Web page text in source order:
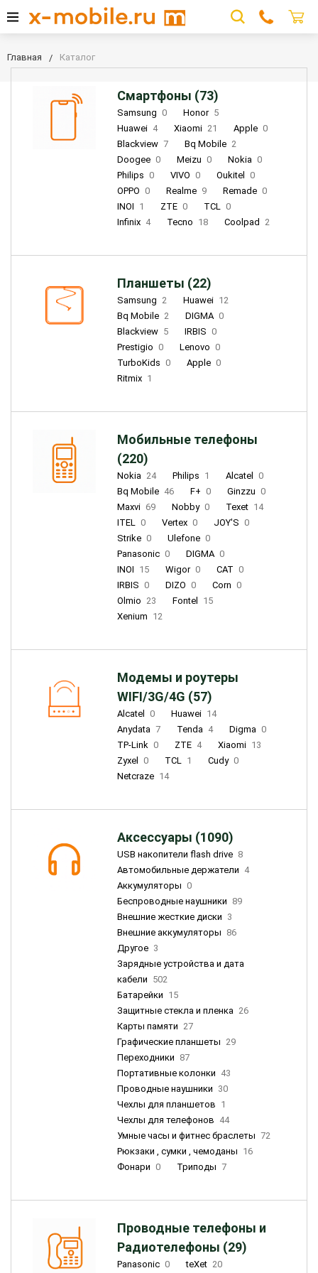
Главная Каталог
Смартфоны (73)
Samsung 0 Honor 5
Huawei 4 Xiaomi 21 Apple 0
Blackview 7 Bq Mobile 2
Doogee 0 Meizu 0 Nokia 0
Philips 0 VIVO 0 Oukitel
0
OPPO 0 Realme 9 Remade 0
INOI 1 ZTE 0 TCL 0
Infinix 4 Tecno 18 Coolpad 2
Планшеты (22)
Samsung 2 Huawei 12
Bq Mobile 2 DIGMA 0
Blackview 5 IRBIS 0
Prestigio 0 Lenovo 0
TurboKids 0 Apple 0
Ritmix 1
Мобильные телефоны
(220)
Nokia 24 Philips 1 Alcatel
0
Bq Mobile 46 F+ 0 Ginzzu 0
Maxvi 69 Nobby 0 Texet 14
ITEL 0 Vertex 0 JOY'S 0
Strike 0 Ulefone 0
Panasonic 0 DIGMA 0
INOI 15 Wigor 0 CAT 0
IRBIS 0 DIZO 0 Corn 0
Olmio 23 Fontel
15
Xenium 12
Модемы и роутеры
WIFI/3G/4G (57)
Alcatel 0 Huawei 14
Anydata 7 Tenda 4 Digma 0
TP-Link 0 ZTE 4 Xiaomi 13
Zyxel
0 TCL 1 Cudy 0
Netcraze 14
Аксессуары (1090)
USB накопители flash drive 8
Автомобильные держатели 4
Аккумуляторы 0
Беспроводные наушники 89
Внешние жесткие диски 3
Внешние аккумуляторы 86
Другое 3
Зарядные устройства и дата
кабели 502
Батарейки 15
Защитные стекла и пленка 26
Карты памяти 27
Графические планшеты 29
Переходники 87
Портативные колонки 43
Проводные наушники 30
Чехлы для планшетов 1
Чехлы для телефонов 44
Умные часы и фитнес браслеты 72
Рюкзаки , сумки , чемоданы 16
Фонари 0 Триподы 7
Проводные телефоны и
Радиотелефоны (29)
Panasonic 0 teXet 20